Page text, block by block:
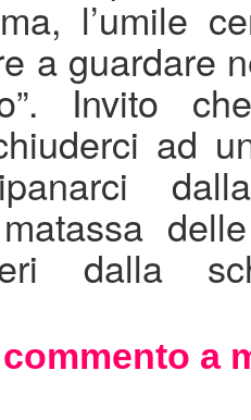
l’umile
a guardare
Invito
ad
dalla
a